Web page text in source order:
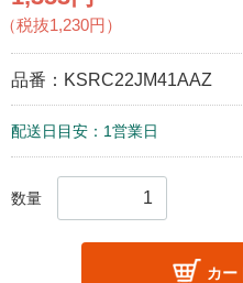
（税抜1,230円）
品番： KSRC22JM41AAZ
配送日目安：1営業日
数量
カー